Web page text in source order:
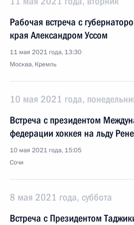
Рабочая встреча с
края Александром Уссом
11 мая 2021 года, 13:30
Москва, Кремль
10 мая 2021 года,
Встреча с президентом
федерации хоккея на льду
10 мая 2021 года, 15:05
Сочи
8 мая 2021 года, суббота
Встреча с Президентом